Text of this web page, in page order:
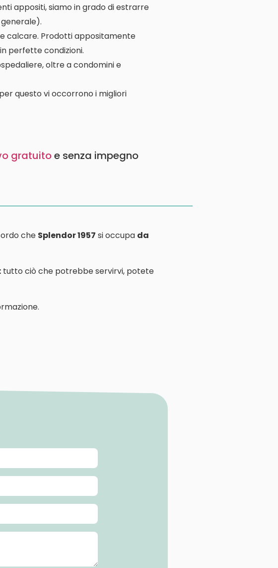
appositi, siamo in grado di estrarre
calcare. Prodotti appositamente
perfette condizioni.
oltre a condomini e
questo vi occorrono i migliori
gratuitoe senza impegno
che Splendor 1957 si occupa da
tutto ciò che potrebbe servirvi, potete